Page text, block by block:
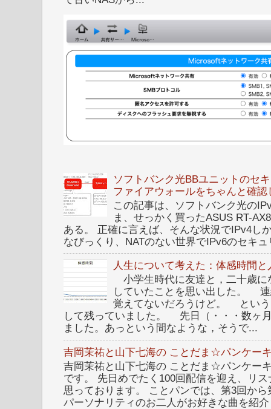
ソフトバンク光BBユニットのセ
ファイアウォールをちゃんと確認
この記事は、ソフトバンク光の
ま、せっかく買ったASUS RT-
ある。 正確に言えば、そんな状況でIPv4し
なびっくり、NATのない世界でIPv6のセキ
人生について考えた：体感時間
小学生時代に友達と，二十歳に
していたことを思い出した。
覚えてないだろうけど。 という
して残っていました。 先日（・・・数ヶ
ました。あっという間なような，そうで...
吉岡茉祐と山下七海の ことだま☆パンケー
吉岡茉祐と山下七海の ことだま☆パンケー
です。 先日めでたく100回配信を迎え、リ
思っております。 ことパンでは、第3回か
パーソナリティのお二人がお好きな曲を紹